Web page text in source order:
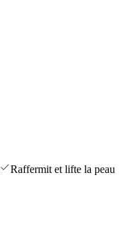
Raffermit et lifte la peau